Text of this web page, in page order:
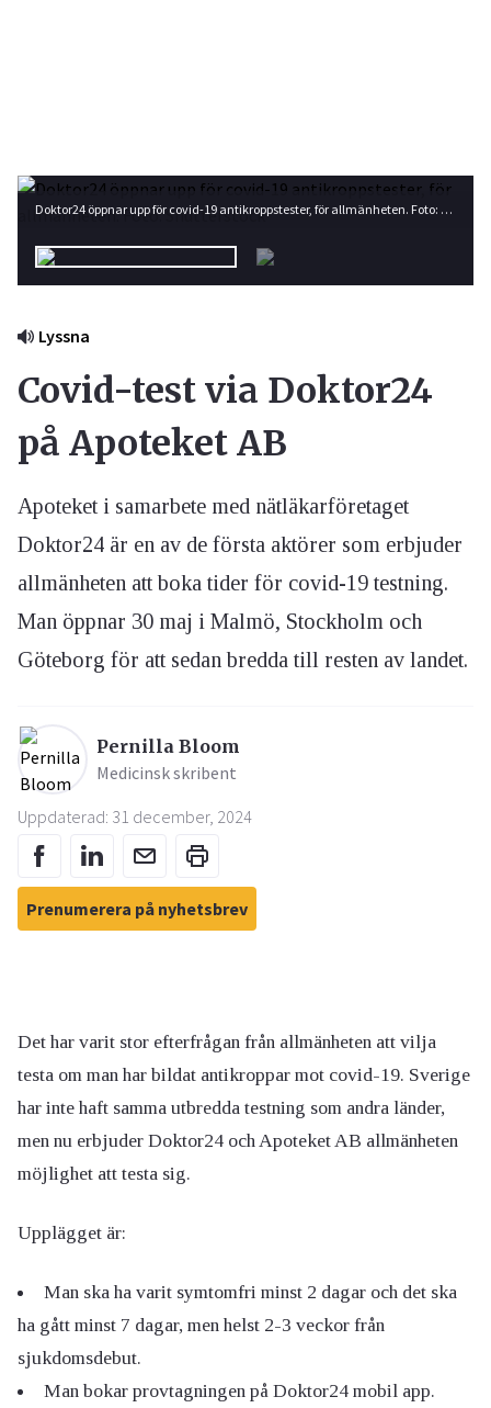
Doktor24 öppnar upp för covid-19 antikroppstester, för allmänheten. Foto: Shutterstock
Lyssna
Covid-test via Doktor24
på Apoteket AB
Apoteket i samarbete med nätläkarföretaget
Doktor24 är en av de första aktörer som erbjuder
allmänheten att boka tider för covid-19 testning.
Man öppnar 30 maj i Malmö, Stockholm och
Göteborg för att sedan bredda till resten av landet.
Pernilla Bloom
Medicinsk skribent
Uppdaterad: 31 december, 2024
Prenumerera på nyhetsbrev
Det har varit stor efterfrågan från allmänheten att vilja
testa om man har bildat antikroppar mot covid-19. Sverige
har inte haft samma utbredda testning som andra länder,
men nu erbjuder Doktor24 och Apoteket AB allmänheten
möjlighet att testa sig.
Upplägget är:
Man ska ha varit symtomfri minst 2 dagar och det ska
ha gått minst 7 dagar, men helst 2-3 veckor från
sjukdomsdebut.
Man bokar provtagningen på Doktor24 mobil app.